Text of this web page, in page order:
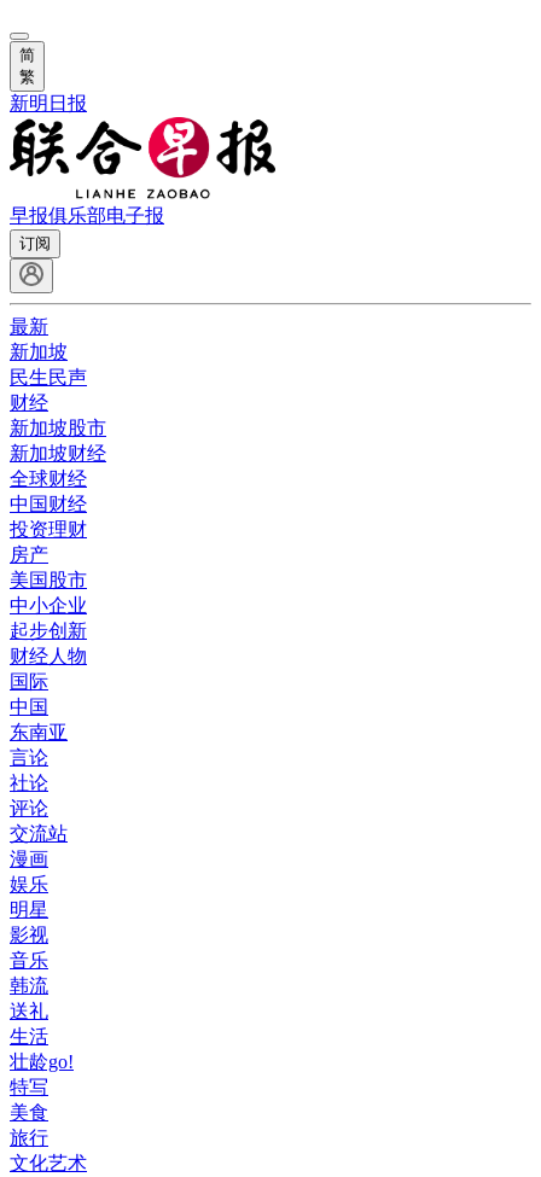
简
繁
新明日报
早报俱乐部电子报
订阅
最新
新加坡
民生民声
财经
新加坡股市
新加坡财经
全球财经
中国财经
投资理财
房产
美国股市
中小企业
起步创新
财经人物
国际
中国
东南亚
言论
社论
评论
交流站
漫画
娱乐
明星
影视
音乐
韩流
送礼
生活
壮龄go!
特写
美食
旅行
文化艺术